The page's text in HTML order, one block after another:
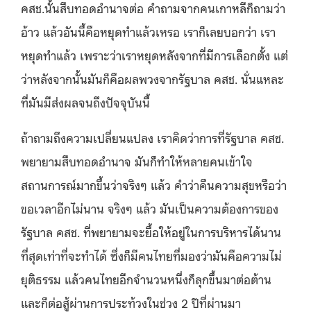
คสช.นั้นสืบทอดอำนาจต่อ คําถามจากคนเกาหลีก็ถามว่า
อ้าว แล้วอันนี้คือหยุดทำแล้วเหรอ เราก็เลยบอกว่า เรา
หยุดทำแล้ว เพราะว่าเราหยุดหลังจากที่มีการเลือกตั้ง แต่
ว่าหลังจากนั้นมันก็คือผลพวงจากรัฐบาล คสช. นั่นแหละ
ที่มันมีส่งผลจนถึงปัจจุบันนี้
ถ้าถามถึงความเปลี่ยนแปลง เราคิดว่าการที่รัฐบาล คสช.
พยายามสืบทอดอำนาจ มันก็ทำให้หลายคนเข้าใจ
สถานการณ์มากขึ้นว่าจริงๆ แล้ว คําว่าคืนความสุขหรือว่า
ขอเวลาอีกไม่นาน จริงๆ แล้ว มันเป็นความต้องการของ
รัฐบาล คสช. ที่พยายามจะยื้อให้อยู่ในการบริหารได้นาน
ที่สุดเท่าที่จะทำได้ ซึ่งก็มีคนไทยที่มองว่ามันคือความไม่
ยุติธรรม แล้วคนไทยอีกจำนวนหนึ่งก็ลุกขึ้นมาต่อต้าน
และก็ต่อสู้ผ่านการประท้วงในช่วง 2 ปีที่ผ่านมา